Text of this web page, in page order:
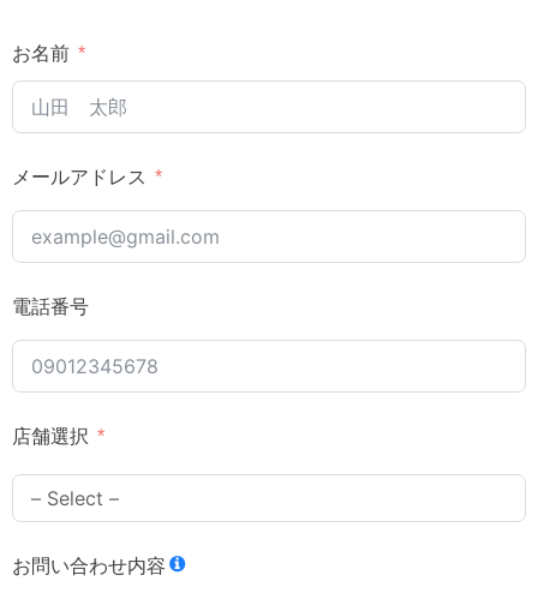
お名前
メールアドレス
電話番号
店舗選択
お問い合わせ内容